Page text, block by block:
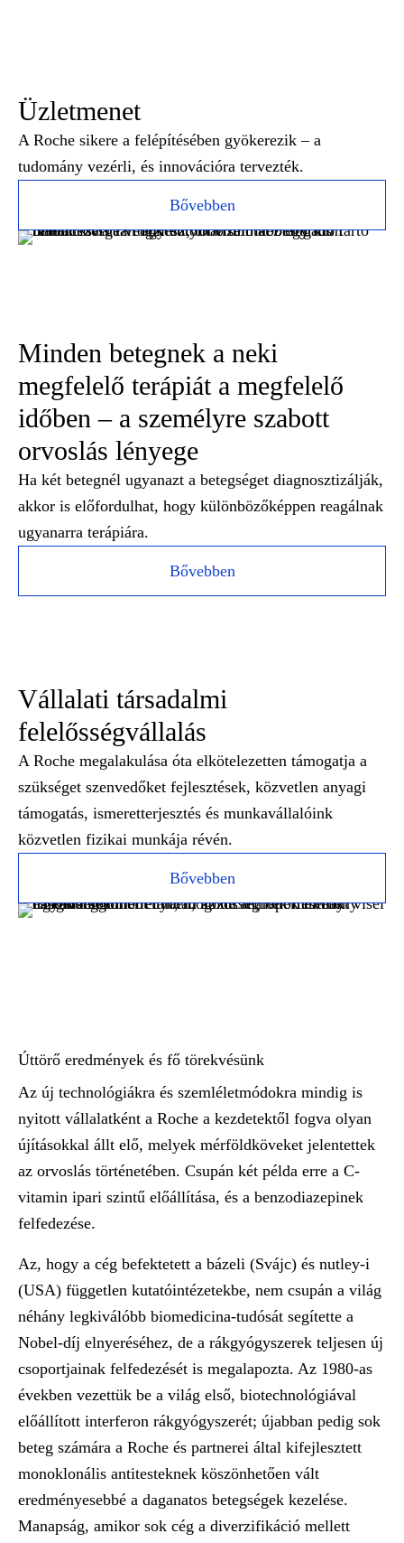
Üzletmenet
A Roche sikere a felépítésében gyökerezik – a
tudomány vezérli, és innovációra tervezték.
Bővebben
Minden betegnek a neki
megfelelő terápiát a megfelelő
időben – a személyre szabott
orvoslás lényege
Ha két betegnél ugyanazt a betegséget diagnosztizálják,
akkor is előfordulhat, hogy különbözőképpen reagálnak
ugyanarra terápiára.
Bővebben
Vállalati társadalmi
felelősségvállalás
A Roche megalakulása óta elkötelezetten támogatja a
szükséget szenvedőket fejlesztések, közvetlen anyagi
támogatás, ismeretterjesztés és munkavállalóink
közvetlen fizikai munkája révén.
Bővebben
Úttörő eredmények és fő törekvésünk
Az új technológiákra és szemléletmódokra mindig is
nyitott vállalatként a Roche a kezdetektől fogva olyan
újításokkal állt elő, melyek mérföldköveket jelentettek
az orvoslás történetében. Csupán két példa erre a C-
vitamin ipari szintű előállítása, és a benzodiazepinek
felfedezése.
Az, hogy a cég befektetett a bázeli (Svájc) és nutley-i
(USA) független kutatóintézetekbe, nem csupán a világ
néhány legkiválóbb biomedicina-tudósát segítette a
Nobel-díj elnyeréséhez, de a rákgyógyszerek teljesen új
csoportjainak felfedezését is megalapozta. Az 1980-as
években vezettük be a világ első, biotechnológiával
előállított interferon rákgyógyszerét; újabban pedig sok
beteg számára a Roche és partnerei által kifejlesztett
monoklonális antitesteknek köszönhetően vált
eredményesebbé a daganatos betegségek kezelése.
Manapság, amikor sok cég a diverzifikáció mellett